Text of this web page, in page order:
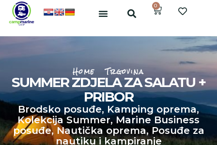
0
Home Trgovina
SUMMER ZDJELA ZA SALATU +
PRIBOR
Brodsko posuđe, Kamping oprema,
Kolekcija Summer, Marine Business
posuđe, Nautička oprema, Posuđe za
nautiku i kampiranje